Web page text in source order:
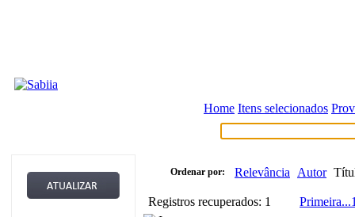
Home Itens selecionados
Ordenar por: Relevância Autor
Registros recuperados: 1 Primeira...